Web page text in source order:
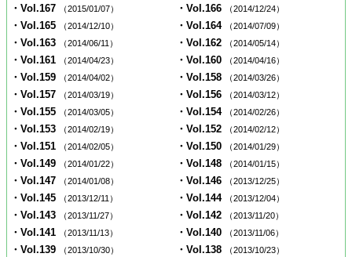
・Vol.167 （2015/01/07） ・Vol.166 （2014/12/24）
・Vol.165 （2014/12/10） ・Vol.164 （2014/07/09）
・Vol.163 （2014/06/11） ・Vol.162 （2014/05/14）
・Vol.161 （2014/04/23） ・Vol.160 （2014/04/16）
・Vol.159 （2014/04/02） ・Vol.158 （2014/03/26）
・Vol.157 （2014/03/19） ・Vol.156 （2014/03/12）
・Vol.155 （2014/03/05） ・Vol.154 （2014/02/26）
・Vol.153 （2014/02/19） ・Vol.152 （2014/02/12）
・Vol.151 （2014/02/05） ・Vol.150 （2014/01/29）
・Vol.149 （2014/01/22） ・Vol.148 （2014/01/15）
・Vol.147 （2014/01/08） ・Vol.146 （2013/12/25）
・Vol.145 （2013/12/11） ・Vol.144 （2013/12/04）
・Vol.143 （2013/11/27） ・Vol.142 （2013/11/20）
・Vol.141 （2013/11/13） ・Vol.140 （2013/11/06）
・Vol.139 （2013/10/30） ・Vol.138 （2013/10/23）